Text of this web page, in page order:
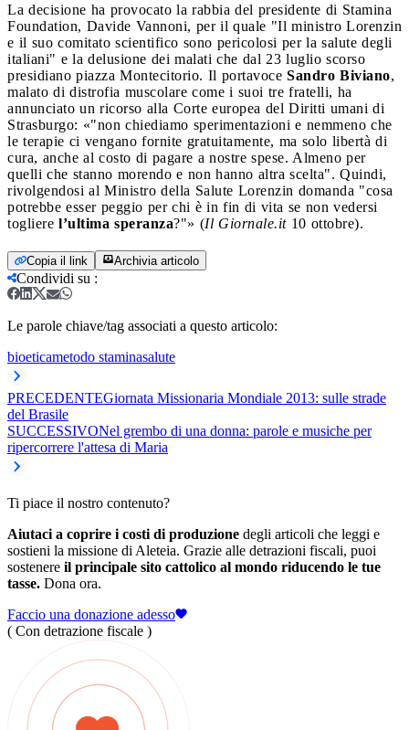
La decisione ha provocato la rabbia del presidente di Stamina
Foundation, Davide Vannoni, per il quale "Il ministro Lorenzin
e il suo comitato scientifico sono pericolosi per la salute degli
italiani" e la delusione dei malati che dal 23 luglio scorso
presidiano piazza Montecitorio. Il portavoce Sandro Biviano,
malato di distrofia muscolare come i suoi tre fratelli, ha
annunciato un ricorso alla Corte europea del Diritti umani di
Strasburgo: «"non chiediamo sperimentazioni e nemmeno che
le terapie ci vengano fornite gratuitamente, ma solo libertà di
cura, anche al costo di pagare a nostre spese. Almeno per
quelli che stanno morendo e non hanno altra scelta". Quindi,
rivolgendosi al Ministro della Salute Lorenzin domanda "cosa
potrebbe esser peggio per chi è in fin di vita se non vedersi
togliere l’ultima speranza?"» (Il Giornale.it10 ottobre).
Copia il link Archivia articolo
Condividi su :
Le parole chiave/tag associati a questo articolo:
bioeticametodo staminasalute
PRECEDENTEGiornata Missionaria Mondiale 2013: sulle strade
del Brasile
SUCCESSIVONel grembo di una donna: parole e musiche per
ripercorrere l'attesa di Maria
Ti piace il nostro contenuto?
Aiutaci a coprire i costi di produzione degli articoli che leggi e
sostieni la missione di Aleteia. Grazie alle detrazioni fiscali, puoi
sostenere il principale sito cattolico al mondo riducendo le tue
tasse. Dona ora.
Faccio una donazione adesso
( Con detrazione fiscale )